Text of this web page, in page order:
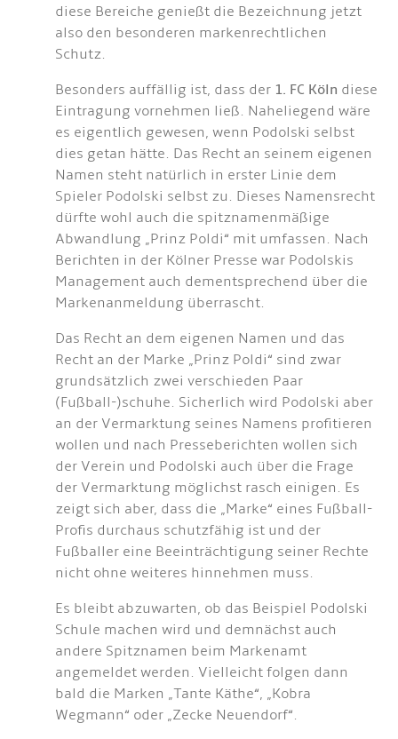
diese Bereiche genießt die Bezeichnung jetzt
also den besonderen markenrechtlichen
Schutz.
Besonders auffällig ist, dass der 1. FC Köln diese
Eintragung vornehmen ließ. Naheliegend wäre
es eigentlich gewesen, wenn Podolski selbst
dies getan hätte. Das Recht an seinem eigenen
Namen steht natürlich in erster Linie dem
Spieler Podolski selbst zu. Dieses Namensrecht
dürfte wohl auch die spitznamenmäßige
Abwandlung „Prinz Poldi“ mit umfassen. Nach
Berichten in der Kölner Presse war Podolskis
Management auch dementsprechend über die
Markenanmeldung überrascht.
Das Recht an dem eigenen Namen und das
Recht an der Marke „Prinz Poldi“ sind zwar
grundsätzlich zwei verschieden Paar
(Fußball-)schuhe. Sicherlich wird Podolski aber
an der Vermarktung seines Namens profitieren
wollen und nach Presseberichten wollen sich
der Verein und Podolski auch über die Frage
der Vermarktung möglichst rasch einigen. Es
zeigt sich aber, dass die „Marke“ eines Fußball-
Profis durchaus schutzfähig ist und der
Fußballer eine Beeinträchtigung seiner Rechte
nicht ohne weiteres hinnehmen muss.
Es bleibt abzuwarten, ob das Beispiel Podolski
Schule machen wird und demnächst auch
andere Spitznamen beim Markenamt
angemeldet werden. Vielleicht folgen dann
bald die Marken „Tante Käthe“, „Kobra
Wegmann“ oder „Zecke Neuendorf“.